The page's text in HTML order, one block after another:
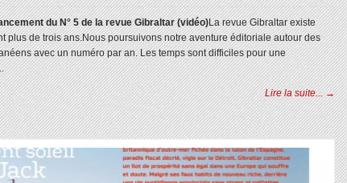
du N° 5 de la revue Gibraltar (vidéo)La revue Gibraltar existe
plus de trois ans.Nous poursuivons notre aventure éditoriale autour des
avec un numéro par an. Les temps sont difficiles pour une
Lire la suite... →